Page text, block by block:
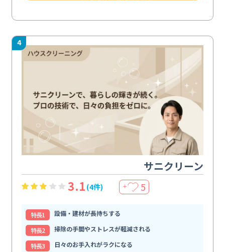
4
サニクリーン
3.1 (4件) ＋ 5
特⻑1
設備・建材が長持ちする
特⻑2
掃除の手間やストレスが軽減される
特⻑3
日々のお手入れがラクになる